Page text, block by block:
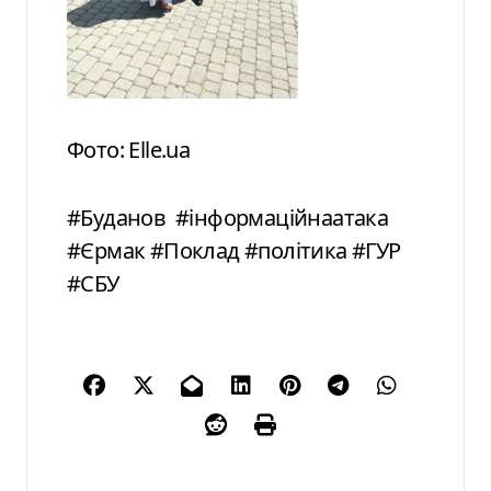
Фото: Elle.ua
#Буданов #інформаційнаатака
#Єрмак #Поклад #політика #ГУР
#СБУ